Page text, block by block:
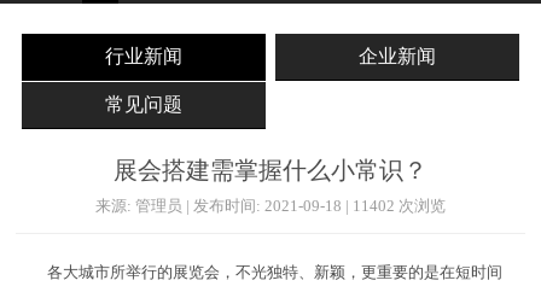
行业新闻 企业新闻
常见问题
展会搭建需掌握什么小常识？
来源: 管理员 | 发布时间: 2021-09-18 | 11402 次浏览
各大城市所举行的展览会，不光独特、新颖，更重要的是在短时间